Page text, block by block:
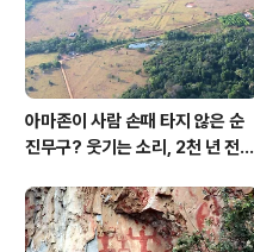
아마존이 사람 손때 타지 않은 순
진무구? 웃기는 소리, 2천 년 전에